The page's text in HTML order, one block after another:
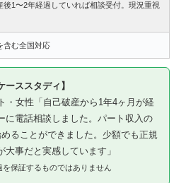
後1〜2年経過していれば相談受付。現況重視
含む全国対応
ーススタディ】
・女性「自己破産から1年4ヶ月が経
に電話相談しました。パート収入の
ることができました。少額でも正規
事だと実感しています」
保証するものではありません